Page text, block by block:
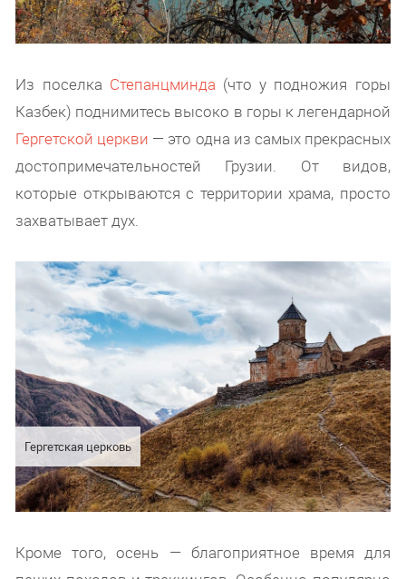
Из поселка Степанцминда (что у подножия горы
Казбек) поднимитесь высоко в горы к легендарной
Гергетской церкви — это одна из самых прекрасных
достопримечательностей Грузии. От видов,
которые открываются с территории храма, просто
захватывает дух.
Гергетская церковь
Кроме того, осень — благоприятное время для